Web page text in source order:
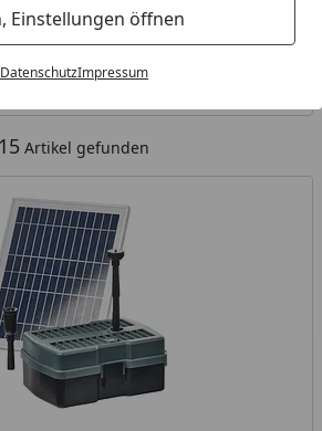
Einstellungen öffnen
DatenschutzImpressum
15 Artikel gefunden